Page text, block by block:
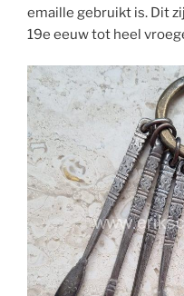
emaille gebruikt is. Dit
19e eeuw tot heel